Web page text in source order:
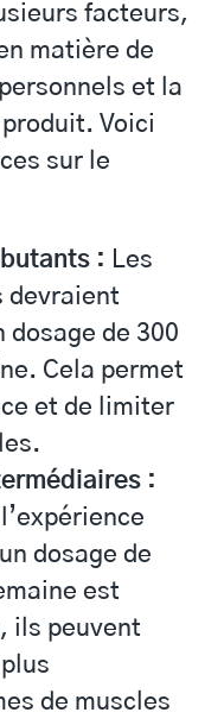
facteurs,
matière de
et la
Voici
sur le
: Les
devraient
dosage de 300
Cela permet
et de limiter
:
dosage de
est
ils peuvent
de muscles